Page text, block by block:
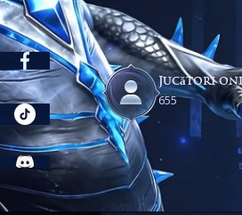
Jucători
655